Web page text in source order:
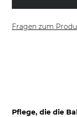
Fragen zum
Pflege, die die